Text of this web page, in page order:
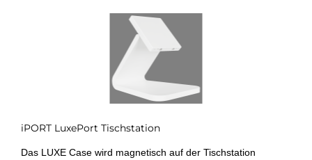
iPORT LuxePort Tischstation
Das LUXE Case wird magnetisch auf der Tischstation